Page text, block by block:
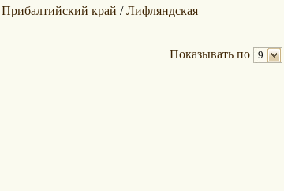
Прибалтийский край /Лифляндская
Показывать по 9